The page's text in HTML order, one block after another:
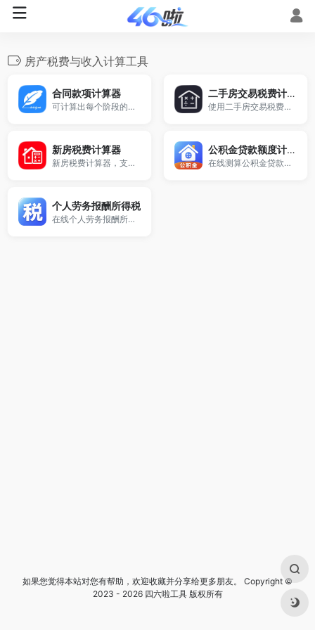
房产税费与收入计算工具
合同款项计算器
可计算出每个阶段的金额款项已经对应的人民币大写。
二手房交易税费计算器
使用二手房交易税费计算器，快速计算二手房买卖过程中产生的契税、个税、增值税、印花税等税费明细。支持普通住宅/非普通住宅、唯一住房等情况，结果精准，适用于全国各地房产交易场景。
新房税费计算器
新房税费计算器，支持契税、维修基金等购房费用一键计算，输入房价与面积即可快速得出总费用，适合买房前预算与成本分析，帮助你清楚了解买房需要交哪些税，免费在线使用。
公积金贷款额度计算器
在线测算公积金贷款额度，输入缴存金额、比例、年限等信息，快速计算可贷额度，适用于购房贷款和房贷规划。
个人劳务报酬所得税
在线个人劳务报酬所得税计算器，自动计算应纳税额、税率、速算扣除数与税后实得收入，适用于自由职业、兼职、劳务费等多种场景，永久免费使用。
如果您觉得本站对您有帮助，欢迎收藏并分享给更多朋友。 Copyright ©
2023 - 2026 四六啦工具 版权所有